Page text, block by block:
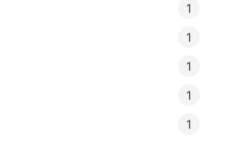
1
1
1
1
1